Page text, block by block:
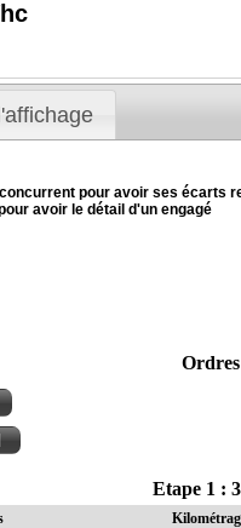
pour avoir ses écarts
avoir le détail d'un engagé
Etape 1 :